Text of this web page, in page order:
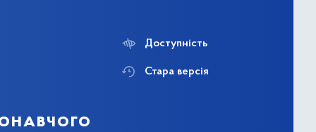
Доступність
Стара версія